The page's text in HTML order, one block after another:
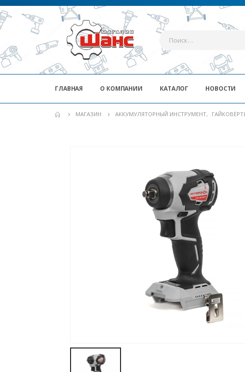
ГЛАВНАЯ О КОМПАНИИ КАТАЛОГ НОВОСТИ
МАГАЗИН АККУМУЛЯТОРНЫЙ ИНСТРУМЕНТ,